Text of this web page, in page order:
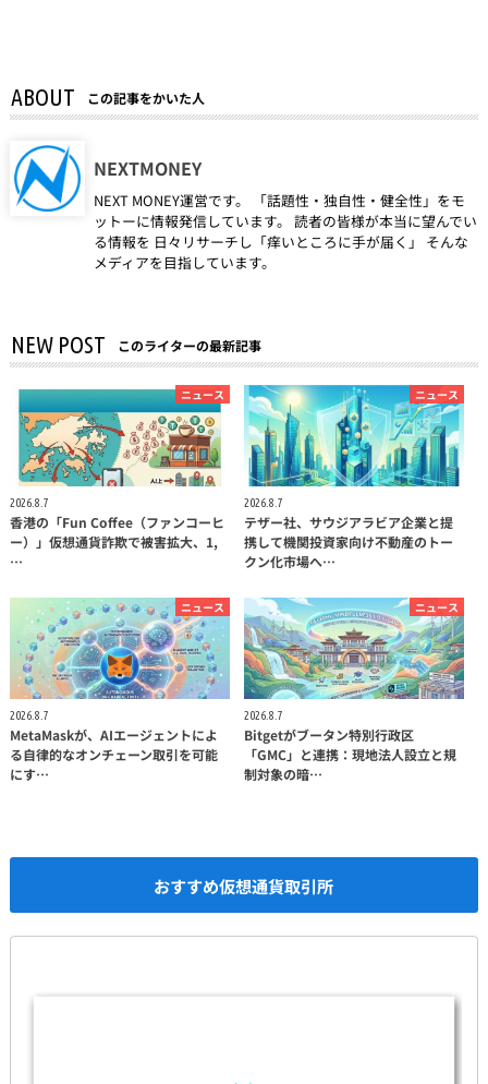
ABOUT この記事をかいた人
NEXTMONEY
NEXT MONEY運営です。 「話題性・独自性・健全性」をモ
ットーに情報発信しています。 読者の皆様が本当に望んでい
る情報を 日々リサーチし「痒いところに手が届く」 そんな
メディアを目指しています。
NEW POST このライターの最新記事
ニュース
2026.8.7
香港の「Fun Coffee（ファンコーヒ
ー）」仮想通貨詐欺で被害拡大、1,
…
ニュース
2026.8.7
テザー社、サウジアラビア企業と提
携して機関投資家向け不動産のトー
クン化市場へ…
ニュース
2026.8.7
MetaMaskが、AIエージェントによ
る自律的なオンチェーン取引を可能
にす…
ニュース
2026.8.7
Bitgetがブータン特別行政区
「GMC」と連携：現地法人設立と規
制対象の暗…
おすすめ仮想通貨取引所